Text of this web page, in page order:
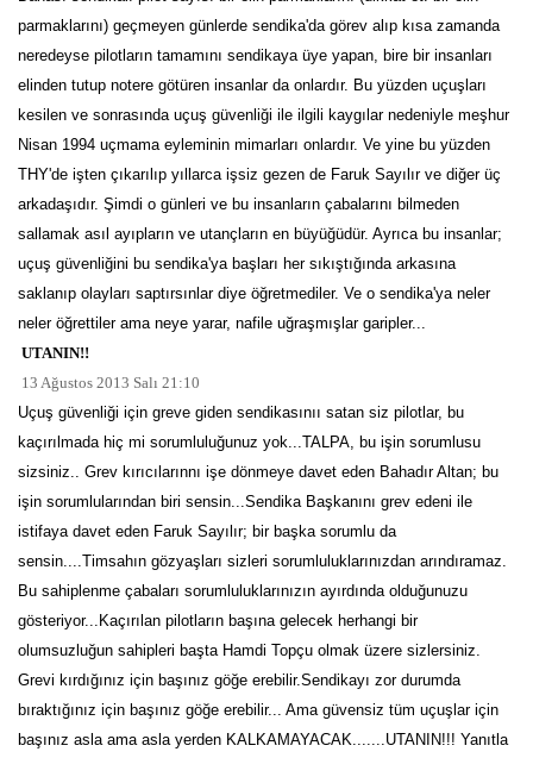
parmaklarını) geçmeyen günlerde sendika'da görev alıp kısa zamanda
neredeyse pilotların tamamını sendikaya üye yapan, bire bir insanları
elinden tutup notere götüren insanlar da onlardır. Bu yüzden uçuşları
kesilen ve sonrasında uçuş güvenliği ile ilgili kaygılar nedeniyle meşhur
Nisan 1994 uçmama eyleminin mimarları onlardır. Ve yine bu yüzden
THY'de işten çıkarılıp yıllarca işsiz gezen de Faruk Sayılır ve diğer üç
arkadaşıdır. Şimdi o günleri ve bu insanların çabalarını bilmeden
sallamak asıl ayıpların ve utançların en büyüğüdür. Ayrıca bu insanlar;
uçuş güvenliğini bu sendika'ya başları her sıkıştığında arkasına
saklanıp olayları saptırsınlar diye öğretmediler. Ve o sendika'ya neler
neler öğrettiler ama neye yarar, nafile uğraşmışlar garipler...
UTANIN!!
13 Ağustos 2013 Salı 21:10
Uçuş güvenliği için greve giden sendikasınıı satan siz pilotlar, bu
kaçırılmada hiç mi sorumluluğunuz yok...TALPA, bu işin sorumlusu
sizsiniz.. Grev kırıcılarınnı işe dönmeye davet eden Bahadır Altan; bu
işin sorumlularından biri sensin...Sendika Başkanını grev edeni ile
istifaya davet eden Faruk Sayılır; bir başka sorumlu da
sensin....Timsahın gözyaşları sizleri sorumluluklarınızdan arındıramaz.
Bu sahiplenme çabaları sorumluluklarınızın ayırdında olduğunuzu
gösteriyor...Kaçırılan pilotların başına gelecek herhangi bir
olumsuzluğun sahipleri başta Hamdi Topçu olmak üzere sizlersiniz.
Grevi kırdığınız için başınız göğe erebilir.Sendikayı zor durumda
bıraktığınız için başınız göğe erebilir... Ama güvensiz tüm uçuşlar için
başınız asla ama asla yerden KALKAMAYACAK.......UTANIN!!! Yanıtla